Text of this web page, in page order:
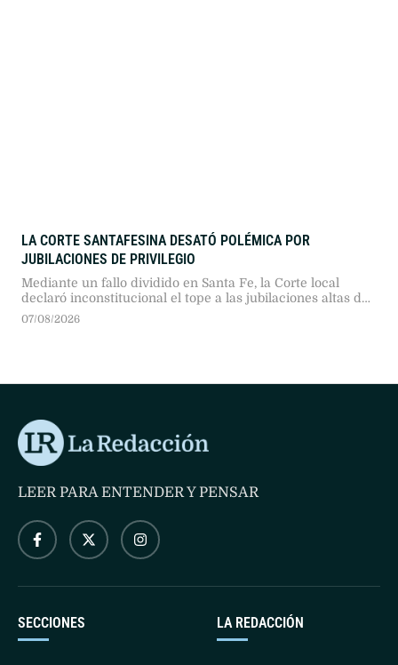
LA CORTE SANTAFESINA DESATÓ POLÉMICA POR
JUBILACIONES DE PRIVILEGIO
Mediante un fallo dividido en Santa Fe, la Corte local
declaró inconstitucional el tope a las jubilaciones altas de
la reforma de Maximiliano Pullaro, avalando haberes de
07/08/2026
LA REDACCIÓN
SECCIONES
LEER PARA ENTENDER Y PENSAR